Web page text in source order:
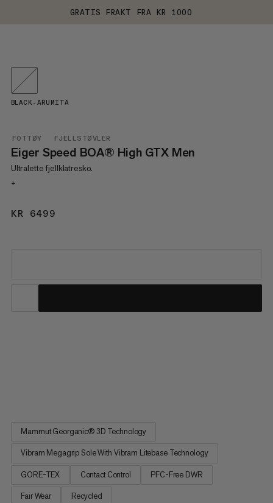
GRATIS FRAKT FRA KR 1000
FOTTØY FJELLSTØVLER
Eiger Speed BOA® High GTX Men
Ultralette fjellklatresko.
+
KR 6499
BLACK-ARUMITA
Mammut Georganic® 3D Technology
Vibram Megagrip Sole With Vibram Litebase Technology
GORE-TEX Contact Control PFC-Free DWR
Fair Wear Recycled